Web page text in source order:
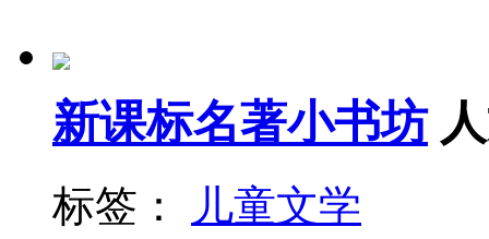
新课标名著小书坊
标签：
儿童文学